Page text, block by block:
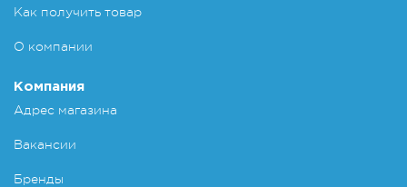
Как получить товар
О компании
Компания
Адрес магазина
Вакансии
Бренды